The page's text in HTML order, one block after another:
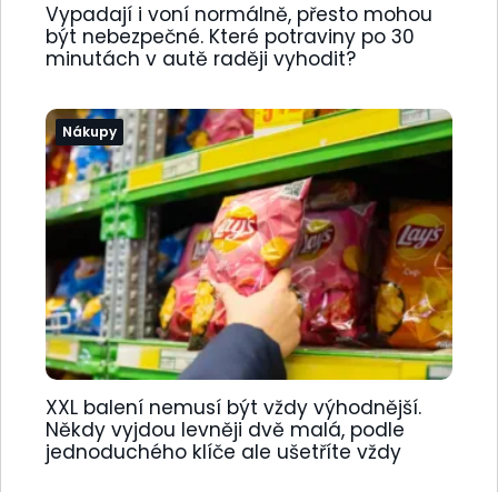
Vypadají i voní normálně, přesto mohou
být nebezpečné. Které potraviny po 30
minutách v autě raději vyhodit?
Nákupy
XXL balení nemusí být vždy výhodnější.
Někdy vyjdou levněji dvě malá, podle
jednoduchého klíče ale ušetříte vždy